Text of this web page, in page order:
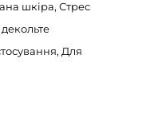
шкіра, Стрес
Для